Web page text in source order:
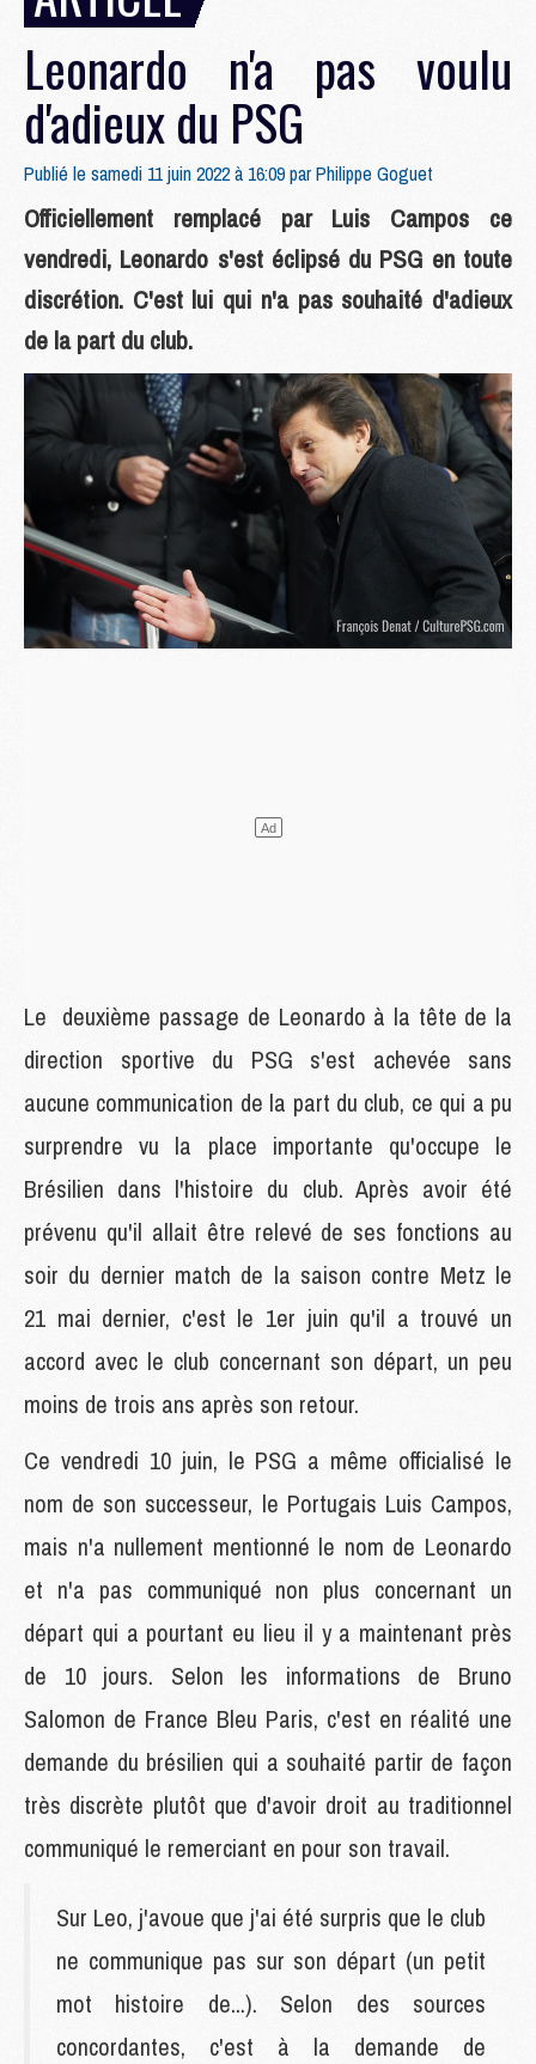
Leonardo n'a pas voulu
d'adieux du PSG
Publié le samedi 11 juin 2022 à 16:09 parPhilippe Goguet
Officiellement remplacé par Luis Campos ce
vendredi, Leonardo s'est éclipsé du PSG en toute
discrétion. C'est lui qui n'a pas souhaité d'adieux
de la part du club.
Le deuxième passage de Leonardo à la tête de la
direction sportive du PSG s'est achevée sans
aucune communication de la part du club, ce qui a pu
surprendre vu la place importante qu'occupe le
Brésilien dans l'histoire du club. Après avoir été
prévenu qu'il allait être relevé de ses fonctions au
soir du dernier match de la saison contre Metz le
21 mai dernier, c'est le 1er juin qu'il a trouvé un
accord avec le club concernant son départ, un peu
moins de trois ans après son retour.
Ce vendredi 10 juin, le PSG a même officialisé le
nom de son successeur, le Portugais Luis Campos,
mais n'a nullement mentionné le nom de Leonardo
et n'a pas communiqué non plus concernant un
départ qui a pourtant eu lieu il y a maintenant près
de 10 jours. Selon les informations de Bruno
Salomon de France Bleu Paris, c'est en réalité une
demande du brésilien qui a souhaité partir de façon
très discrète plutôt que d'avoir droit au traditionnel
communiqué le remerciant en pour son travail.
Sur Leo, j'avoue que j'ai été surpris que le club
ne communique pas sur son départ (un petit
mot histoire de...). Selon des sources
concordantes, c'est à la demande de